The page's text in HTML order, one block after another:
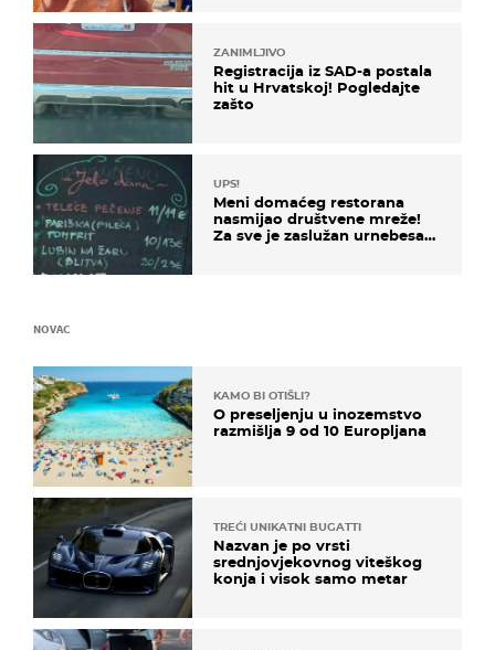
ZANIMLJIVO
Registracija iz SAD-a postala
hit u Hrvatskoj! Pogledajte
zašto
UPS!
Meni domaćeg restorana
nasmijao društvene mreže!
Za sve je zaslužan urnebesan
NOVAC
KAMO BI OTIŠLI?
O preseljenju u inozemstvo
razmišlja 9 od 10 Europljana
TREĆI UNIKATNI BUGATTI
Nazvan je po vrsti
srednjovjekovnog viteškog
konja i visok samo metar